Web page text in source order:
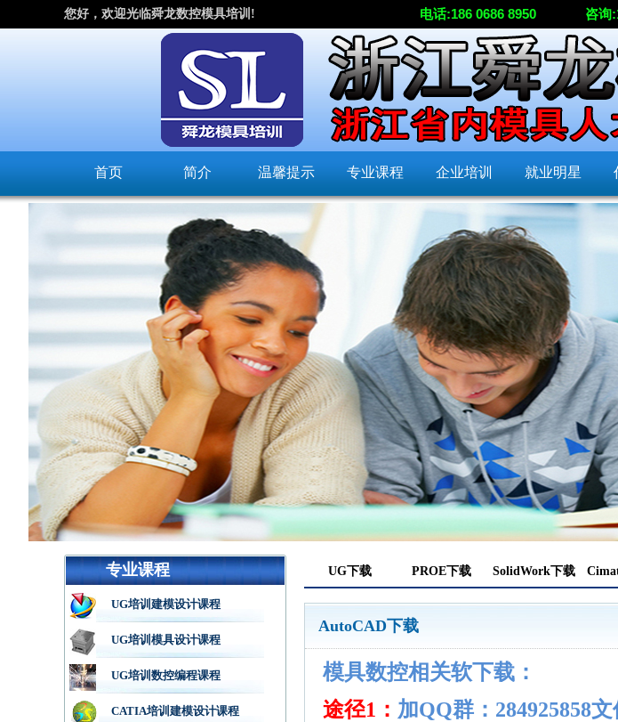
您好，欢迎光临舜龙数控模具培训! 电话:186 0686 8950 咨询
首页 简介 温馨提示 专业课程 企业培训 就业明星
专业课程
UG培训建模设计课程
UG培训模具设计课程
UG培训数控编程课程
CATIA培训建模设计课程
UG下载 PROE下载 SolidWork下载
AutoCAD下载
模具数控相关软下载：
途径1： 加QQ群 ：284925858